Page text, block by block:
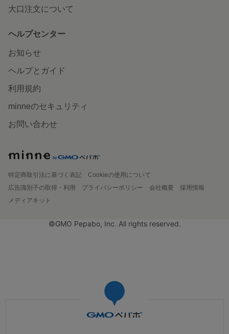
大口注文について
ヘルプセンター
お知らせ
ヘルプとガイド
利用規約
minneのセキュリティ
お問い合わせ
特定商取引法に基づく表記
Cookieの使用について
広告識別子の取得・利用
プライバシーポリシー 会社概要
採用情報
メディアキット
©GMO Pepabo, Inc. All rights reserved.